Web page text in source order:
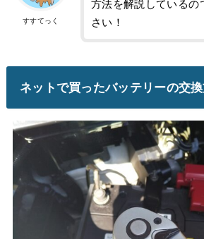
すすてっく
方法を解説しているの
さい！
ネットで買ったバッテリーの交